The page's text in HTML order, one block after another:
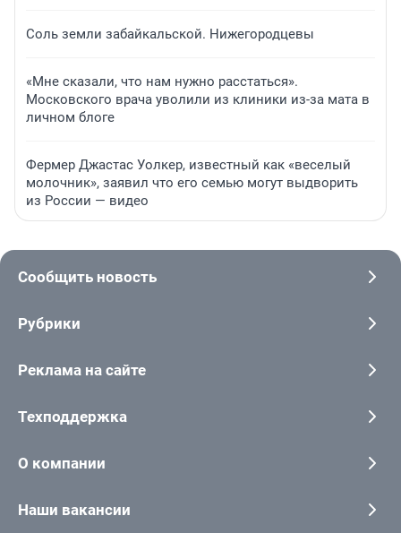
Соль земли забайкальской. Нижегородцевы
«Мне сказали, что нам нужно расстаться».
Московского врача уволили из клиники из-за мата в
личном блоге
Фермер Джастас Уолкер, известный как «веселый
молочник», заявил что его семью могут выдворить
из России — видео
Сообщить новость
Рубрики
Реклама на сайте
Техподдержка
О компании
Наши вакансии